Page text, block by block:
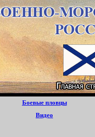
Боевые пловцы
Видео